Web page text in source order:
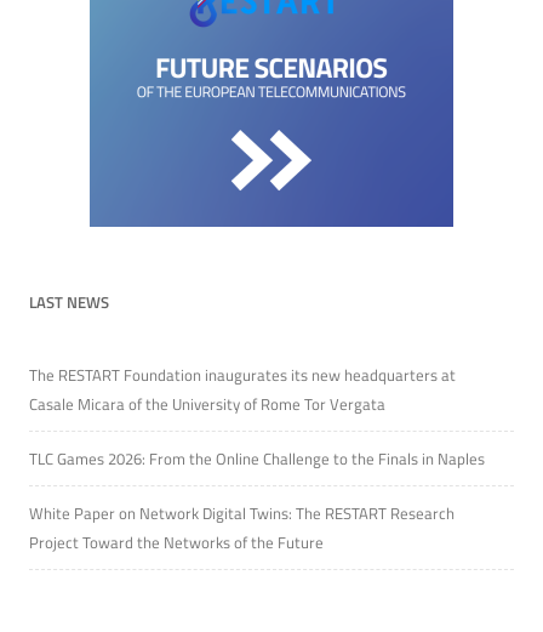
LAST NEWS
The RESTART Foundation inaugurates its new headquarters at
Casale Micara of the University of Rome Tor Vergata
TLC Games 2026: From the Online Challenge to the Finals in Naples
White Paper on Network Digital Twins: The RESTART Research
Project Toward the Networks of the Future